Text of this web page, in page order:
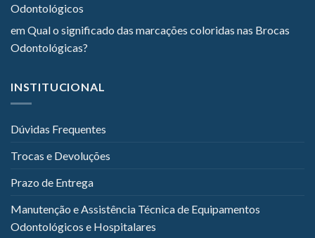
Odontológicos
emQual o significado das marcações coloridas nas Brocas
Odontológicas?
INSTITUCIONAL
Dúvidas Frequentes
Trocas e Devoluções
Prazo de Entrega
Manutenção e Assistência Técnica de Equipamentos
Odontológicos e Hospitalares